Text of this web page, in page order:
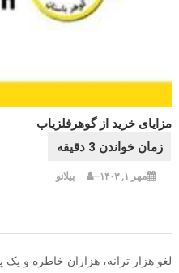
مزایای خرید از گوهرفلزیاب
مهر ۱, ۱۴۰۳ پیلانو
لغو هزار ترانه، هزاران خاطره و